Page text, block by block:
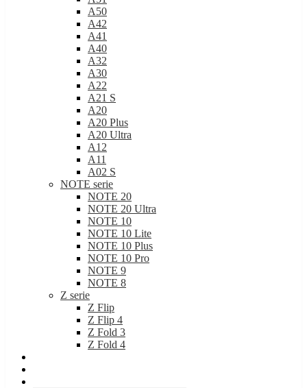
A50
A42
A41
A40
A32
A30
A22
A21 S
A20
A20 Plus
A20 Ultra
A12
A11
A02 S
NOTE serie
NOTE 20
NOTE 20 Ultra
NOTE 10
NOTE 10 Lite
NOTE 10 Plus
NOTE 10 Pro
NOTE 9
NOTE 8
Z serie
Z Flip
Z Flip 4
Z Fold 3
Z Fold 4